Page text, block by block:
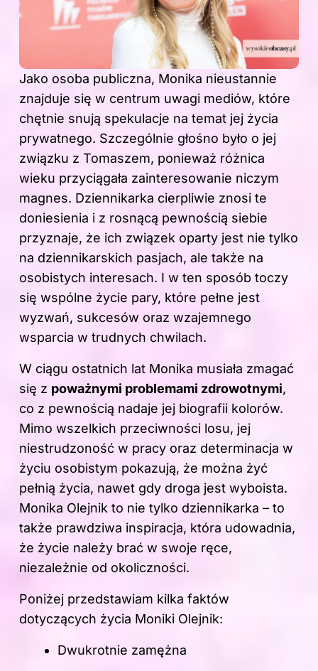
Jako osoba publiczna, Monika nieustannie
znajduje się w centrum uwagi mediów, które
chętnie snują spekulacje na temat jej życia
prywatnego. Szczególnie głośno było o jej
związku z Tomaszem, ponieważ różnica
wieku przyciągała zainteresowanie niczym
magnes. Dziennikarka cierpliwie znosi te
doniesienia i z rosnącą pewnością siebie
przyznaje, że ich związek oparty jest nie tylko
na dziennikarskich pasjach, ale także na
osobistych interesach. I w ten sposób toczy
się wspólne życie pary, które pełne jest
wyzwań, sukcesów oraz wzajemnego
wsparcia w trudnych chwilach.
W ciągu ostatnich lat Monika musiała zmagać
się z poważnymi problemami zdrowotnymi,
co z pewnością nadaje jej biografii kolorów.
Mimo wszelkich przeciwności losu, jej
niestrudzoność w pracy oraz determinacja w
życiu osobistym pokazują, że można żyć
pełnią życia, nawet gdy droga jest wyboista.
Monika Olejnik to nie tylko dziennikarka – to
także prawdziwa inspiracja, która udowadnia,
że życie należy brać w swoje ręce,
niezależnie od okoliczności.
Poniżej przedstawiam kilka faktów
dotyczących życia Moniki Olejnik:
Dwukrotnie zamężna